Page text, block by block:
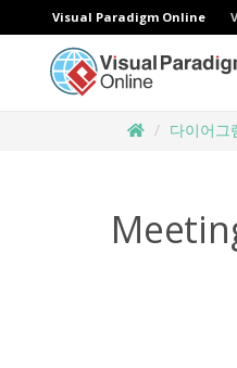
Visual Paradigm Online
다이어그